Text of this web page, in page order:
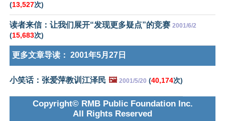
(13,527次)
读者来信：让我们展开“发现更多疑点”的竞赛 2001/6/2
(15,683次)
更多文章导读： 2001年5月27日
小笑话：张爱萍教训江泽民 🖼️ 2001/5/20 (40,174次)
Copyright© RMB Public Foundation Inc.
All Rights Reserved